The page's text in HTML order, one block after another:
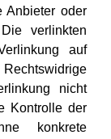
Anbieter oder
verlinkten
auf
nicht
Kontrolle der
konkrete